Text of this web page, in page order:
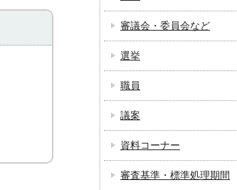
審議会・委員会など
選挙
職員
議案
資料コーナー
審査基準・標準処理期間